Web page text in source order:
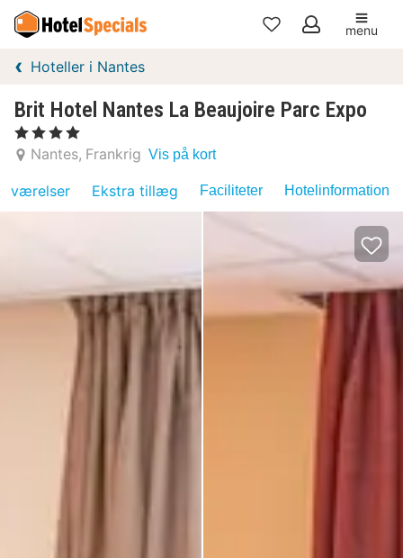
Mine
menu
Hoteller i Nantes
Brit Hotel Nantes La Beaujoire Parc Expo
, 4 Stjerner
Nantes Frankrig Vis på kort
værelser Ekstra tillæg Faciliteter Hotelinformation